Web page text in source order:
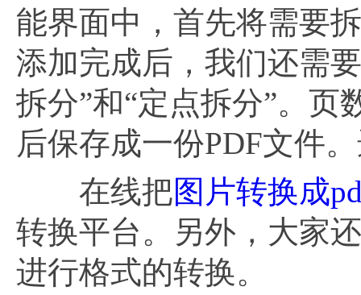
能界面中，首先将需要
添加完成后，我们还需
拆分”和“定点拆分”。页
后保存成一份PDF文件
在线把图片转换成
转换平台。另外，大家
进行格式的转换。